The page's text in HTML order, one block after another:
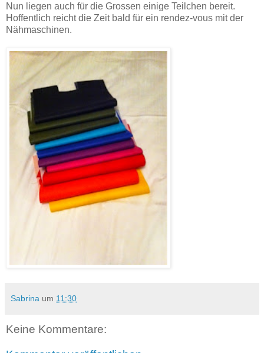
Nun liegen auch für die Grossen einige Teilchen bereit.
Hoffentlich reicht die Zeit bald für ein rendez-vous mit der
Nähmaschinen.
Sabrina um 11:30
Keine Kommentare: